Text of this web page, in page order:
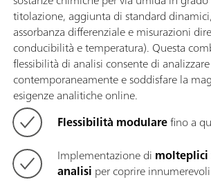
titolazione, aggiunta di standard
assorbanza differenziale e misurazioni
conducibilità e temperatura). Questa
flessibilità di analisi consente di
contemporaneamente e soddisfare la
esigenze analitiche online.
Flessibilità modularefino a
Implementazione di molteplici
analisi per coprire